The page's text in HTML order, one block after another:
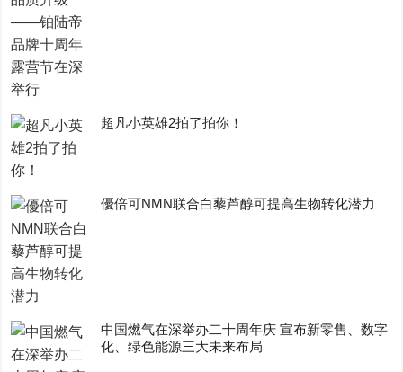
超凡小英雄2拍了拍你！
優倍可NMN联合白藜芦醇可提高生物转化潜力
中国燃气在深举办二十周年庆 宣布新零售、数字
化、绿色能源三大未来布局